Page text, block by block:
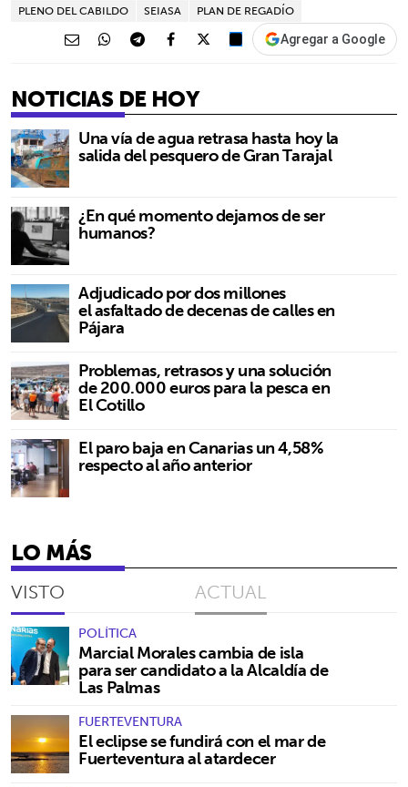
PLENO DEL CABILDO
SEIASA PLAN DE REGADÍO
Agregar a Google
NOTICIAS DE HOY
Una vía de agua retrasa hasta hoy la
salida del pesquero de Gran Tarajal
¿En qué momento dejamos de ser
humanos?
Adjudicado por dos millones
el asfaltado de decenas de calles en
Pájara
Problemas, retrasos y una solución
de 200.000 euros para la pesca en
El Cotillo
El paro baja en Canarias un 4,58%
respecto al año anterior
LO MÁS
VISTO ACTUAL
POLÍTICA
Marcial Morales cambia de isla
para ser candidato a la Alcaldía de
Las Palmas
FUERTEVENTURA
El eclipse se fundirá con el mar de
Fuerteventura al atardecer